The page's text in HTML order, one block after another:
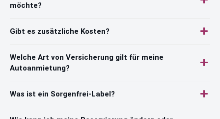
möchte?
Gibt es zusätzliche Kosten?
Welche Art von Versicherung gilt für meine
Autoanmietung?
Was ist ein Sorgenfrei-Label?